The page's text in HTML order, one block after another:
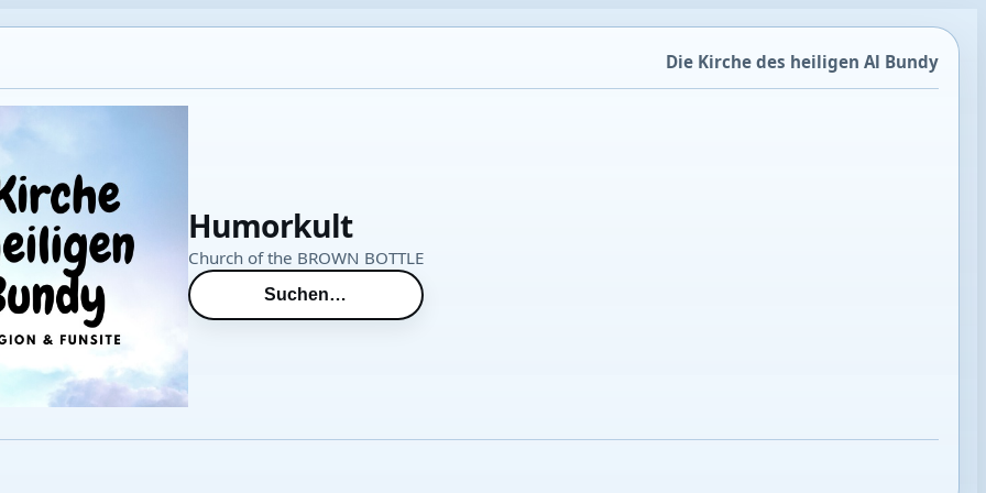
Die Kirche des heiligen Al Bundy
Humorkult
Church of the BROWN BOTTLE
Suchen…